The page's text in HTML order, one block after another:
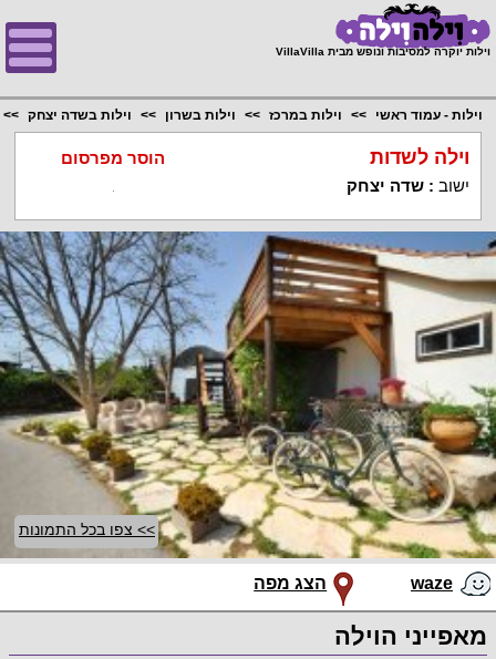
וילות יוקרה למסיבות ונופש מבית VillaVilla
וילות - עמוד ראשי וילות במרכז וילות בשרון וילות בשדה יצחק
וילה לשדות
ישוב :שדה יצחק
הוסר מפרסום
>> צפו בכל התמונות
waze הצג מפה
מאפייני הוילה